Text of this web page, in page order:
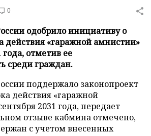
0
одобрило инициативу о
действия «гаражной амнистии»
года, отметив ее
среди граждан.
поддержало законопроект
действия «гаражной
2031 года, передает
отзыве кабмина отмечено,
с учетом внесенных